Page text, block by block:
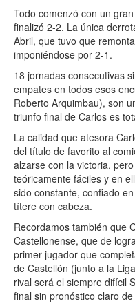
Todo comenzó con un
finalizó 2-2. La única
Abril, que tuvo que
imponiéndose por 2-1.
18 jornadas consecutivas
empates en todos esos
Roberto Arquimbau), son
triunfo final de Carlos es
La calidad que atesora
del título de favorito al
alzarse con la victoria,
teóricamente fáciles y en
sido constante, confiado
títere con cabeza.
Recordamos también que
Castellonense, que de
primer jugador que
de Castellón (junto a la
rival será el siempre difícil
final sin pronóstico claro